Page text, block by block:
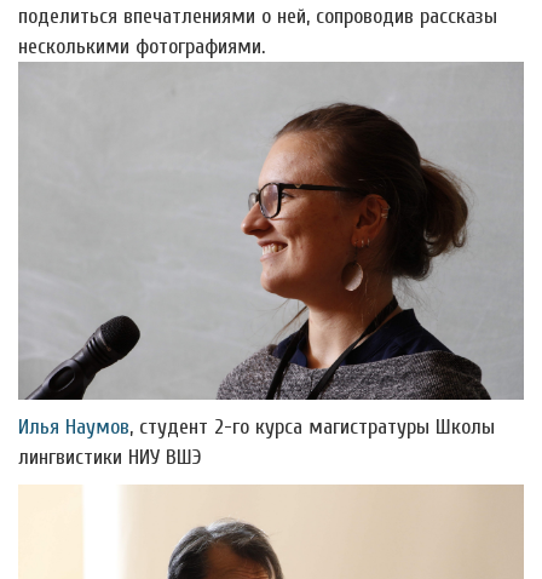
поделиться впечатлениями о ней, сопроводив рассказы
несколькими фотографиями.
Илья Наумов, студент 2-го курса магистратуры Школы
лингвистики НИУ ВШЭ